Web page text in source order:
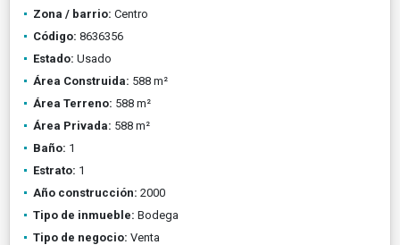
Zona / barrio: Centro
Código: 8636356
Estado: Usado
Área Construida: 588 m²
Área Terreno: 588 m²
Área Privada: 588 m²
Baño: 1
Estrato: 1
Año construcción: 2000
Tipo de inmueble: Bodega
Tipo de negocio: Venta